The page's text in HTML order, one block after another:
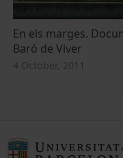
En els marges.
Baró de Viver
4 October, 2011